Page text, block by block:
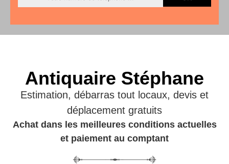
Antiquaire Stéphane
Estimation, débarras tout locaux, devis et
déplacement gratuits
Achat dans les meilleures conditions actuelles
et paiement au comptant